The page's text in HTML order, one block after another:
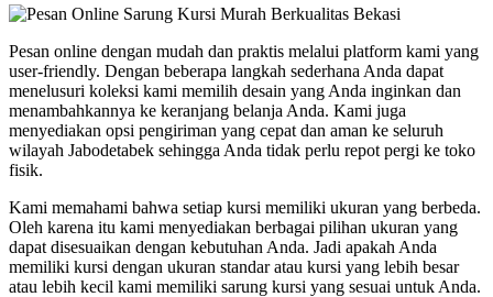
Pesan online dengan mudah dan praktis melalui platform kami yang
user-friendly. Dengan beberapa langkah sederhana Anda dapat
menelusuri koleksi kami memilih desain yang Anda inginkan dan
menambahkannya ke keranjang belanja Anda. Kami juga
menyediakan opsi pengiriman yang cepat dan aman ke seluruh
wilayah Jabodetabek sehingga Anda tidak perlu repot pergi ke toko
fisik.
Kami memahami bahwa setiap kursi memiliki ukuran yang berbeda.
Oleh karena itu kami menyediakan berbagai pilihan ukuran yang
dapat disesuaikan dengan kebutuhan Anda. Jadi apakah Anda
memiliki kursi dengan ukuran standar atau kursi yang lebih besar
atau lebih kecil kami memiliki sarung kursi yang sesuai untuk Anda.